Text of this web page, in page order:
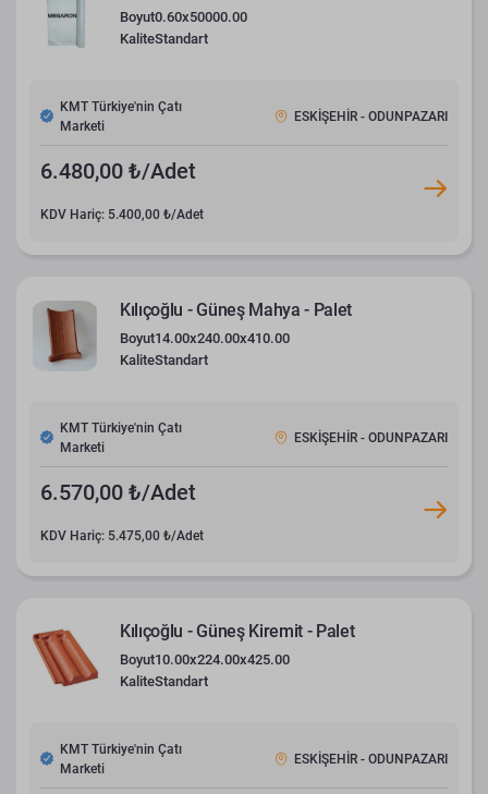
Boyut0.60x50000.00
KaliteStandart
KMT Türkiye'nin Çatı
Marketi
ESKİŞEHİR - ODUNPAZARI
6.480,00 ₺/Adet
KDV Hariç: 5.400,00 ₺/Adet
Kılıçoğlu - Güneş Mahya - Palet
Boyut14.00x240.00x410.00
KaliteStandart
KMT Türkiye'nin Çatı
Marketi
ESKİŞEHİR - ODUNPAZARI
6.570,00 ₺/Adet
KDV Hariç: 5.475,00 ₺/Adet
Kılıçoğlu - Güneş Kiremit - Palet
Boyut10.00x224.00x425.00
KaliteStandart
KMT Türkiye'nin Çatı
Marketi
ESKİŞEHİR - ODUNPAZARI